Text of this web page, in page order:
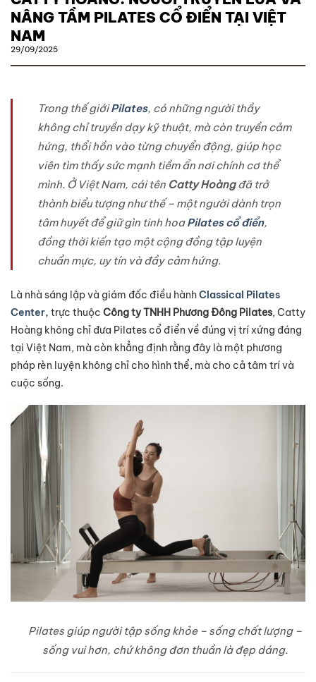
NÂNG TẦM PILATES CỔ ĐIỂN TẠI VIỆT
NAM
29/09/2025
Trong thế giớiPilates, có những người thầy
không chỉ truyền dạy kỹ thuật, mà còn truyền cảm
hứng, thổi hồn vào từng chuyển động, giúp học
viên tìm thấy sức mạnh tiềm ẩn nơi chính cơ thể
mình. Ở Việt Nam, cái tên Catty Hoàngđã trở
thành biểu tượng như thế – một người dành trọn
tâm huyết để giữ gìn tinh hoaPilates cổ điển,
đồng thời kiến tạo một cộng đồng tập luyện
chuẩn mực, uy tín và đầy cảm hứng.
Là nhà sáng lập và giám đốc điều hànhClassical Pilates
Center, trực thuộc Công ty TNHH Phương Đông Pilates, Catty
Hoàng không chỉ đưa Pilates cổ điển về đúng vị trí xứng đáng
tại Việt Nam, mà còn khẳng định rằng đây là một phương
pháp rèn luyện không chỉ cho hình thể, mà cho cả tâm trí và
cuộc sống.
Pilates giúp người tập sống khỏe – sống chất lượng –
sống vui hơn, chứ không đơn thuần là đẹp dáng.